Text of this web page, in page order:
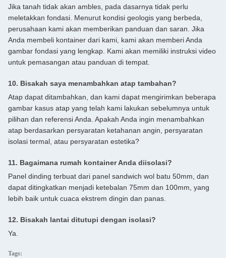
Jika tanah tidak akan ambles, pada dasarnya tidak perlu
meletakkan fondasi. Menurut kondisi geologis yang berbeda,
perusahaan kami akan memberikan panduan dan saran. Jika
Anda membeli kontainer dari kami, kami akan memberi Anda
gambar fondasi yang lengkap. Kami akan memiliki instruksi video
untuk pemasangan atau panduan di tempat.
10. Bisakah saya menambahkan atap tambahan?
Atap dapat ditambahkan, dan kami dapat mengirimkan beberapa
gambar kasus atap yang telah kami lakukan sebelumnya untuk
pilihan dan referensi Anda. Apakah Anda ingin menambahkan
atap berdasarkan persyaratan ketahanan angin, persyaratan
isolasi termal, atau persyaratan estetika?
11. Bagaimana rumah kontainer Anda diisolasi?
Panel dinding terbuat dari panel sandwich wol batu 50mm, dan
dapat ditingkatkan menjadi ketebalan 75mm dan 100mm, yang
lebih baik untuk cuaca ekstrem dingin dan panas.
12. Bisakah lantai ditutupi dengan isolasi?
Ya.
Tags: